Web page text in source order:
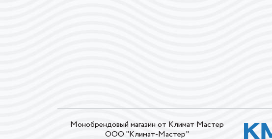
Монобрендовый магазин от Климат Мастер
ООО "Климат-Мастер"